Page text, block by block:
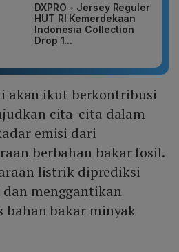
DXPRO - Jersey Reguler
HUT RI Kemerdekaan
Indonesia Collection
Drop 1...
akan ikut berkontribusi
cita-cita dalam
emisi dari
berbahan bakar fosil.
listrik diprediksi
menggantikan
bahan bakar minyak